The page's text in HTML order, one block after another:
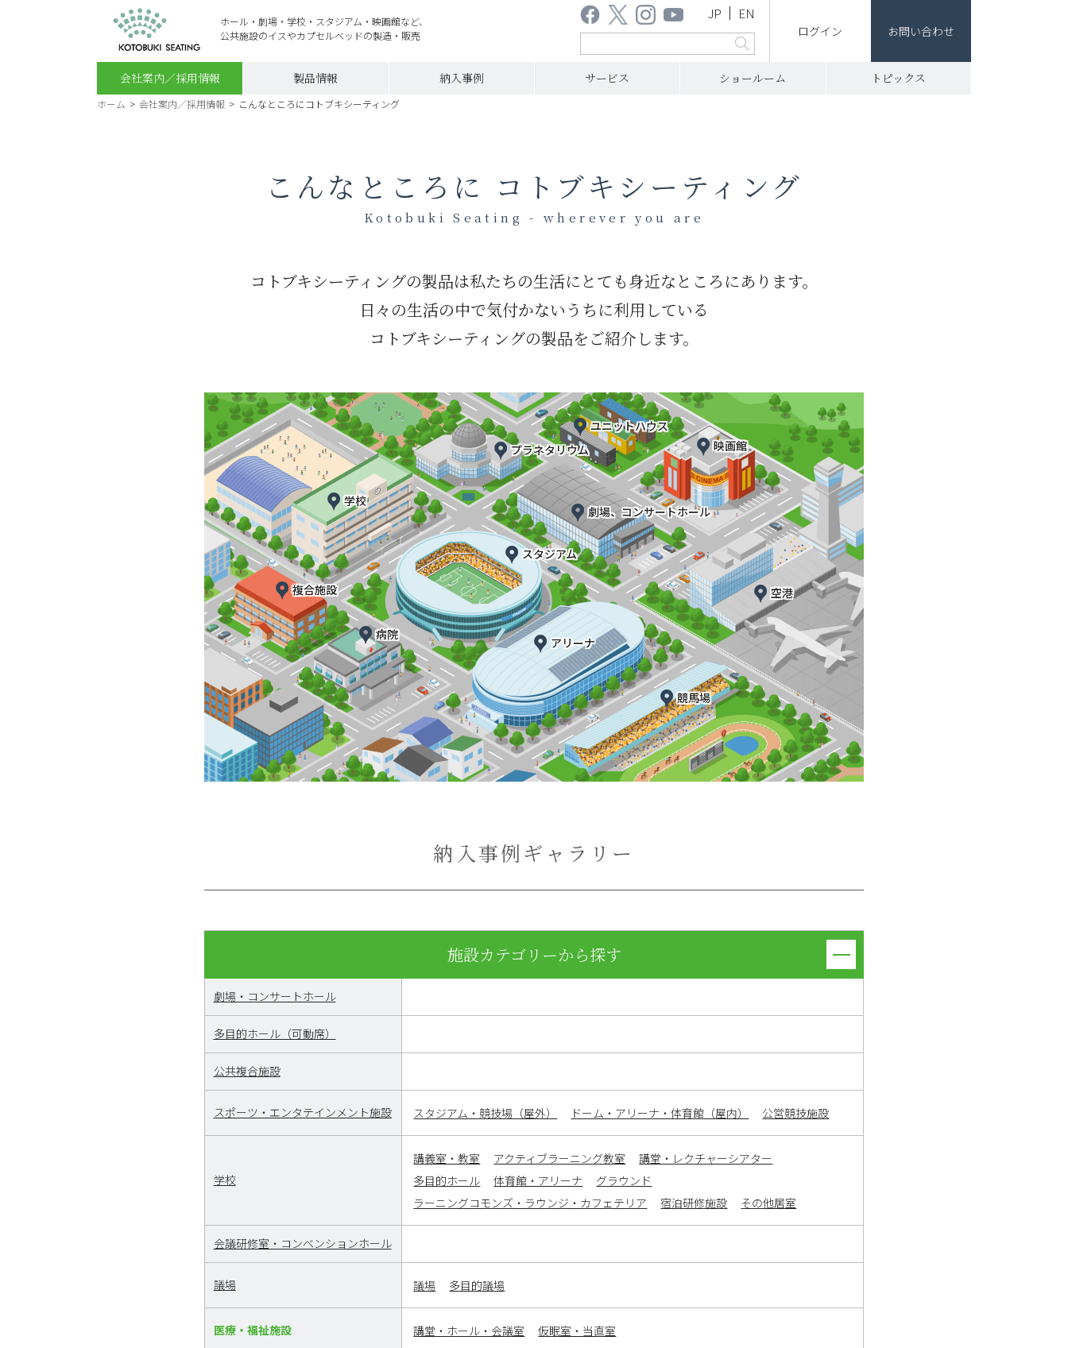
ホール・劇場・学校・スタジアム・映画館など、
公共施設のイスやカプセルベッドの製造・販売
ログイン お問い合わせ
JP EN
会社案内／採用情報 製品情報 納入事例 サービス ショールーム トピックス
ホーム > 会社案内／採用情報 > こんなところにコトブキシーティング
こんなところに コトブキシーティング
Kotobuki Seating - wherever you are
コトブキシーティングの製品は私たちの生活にとても身近なところにあります。
日々の生活の中で気付かないうちに利用している
コトブキシーティングの製品をご紹介します。
劇場、コンサートホール
映画館
プラネタリウム
スタジアム
アリーナ
競馬場
学校
複合施設
病院
ユニットハウス
空港
納入事例ギャラリー
施設カテゴリーから探す
劇場・コンサートホール
多目的ホール（可動席）
公共複合施設
スポーツ・エンタテインメント施設 スタジアム・競技場（屋外） ドーム・アリーナ・体育館（屋内） 公営競技施設
学校
講義室・教室 アクティブラーニング教室
講堂・レクチャーシアター
多目的ホール
体育館・アリーナ
グラウンド
ラーニングコモンズ・ラウンジ・カフェテリア
宿泊研修施設 その他居室
会議研修室・コンベンションホール
議場 議場 多目的議場
医療・福祉施設 講堂・ホール・会議室 仮眠室・当直室